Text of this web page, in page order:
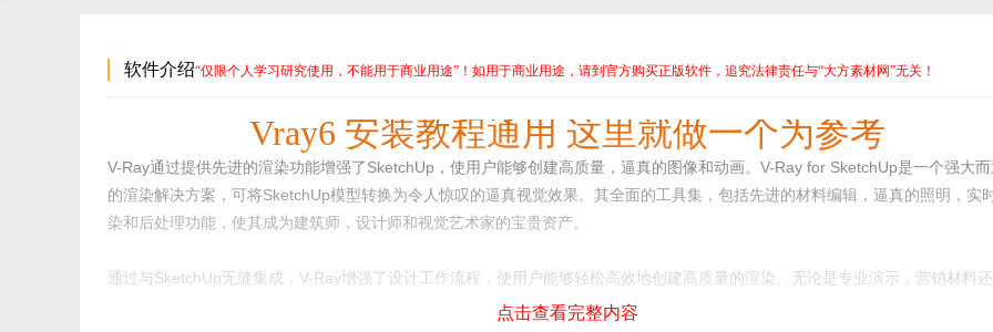
软件介绍“仅限个人学习研究使用，不能用于商业用途”！如用于商业用途，请到官方购买正版软件，追究法律责任与“大方素材网”无关！
Vray6 安装教程通用 这里就做一个为参考
V-Ray通过提供先进的渲染功能增强了SketchUp，使用户能够创建高质量，逼真的图像和动画。V-Ray for SketchUp是一个强大
的渲染解决方案，可将SketchUp模型转换为令人惊叹的逼真视觉效果。其全面的工具集，包括先进的材料编辑，逼真的照明，实
染和后处理功能，使其成为建筑师，设计师和视觉艺术家的宝贵资产。
通过与SketchUp无缝集成，V-Ray增强了设计工作流程，使用户能够轻松高效地创建高质量的渲染。无论是专业演示，营销材料
浸式VR体验，SketchUp的V-Ray都提供了将设计概念变为现实所需的工具。
点击查看完整内容